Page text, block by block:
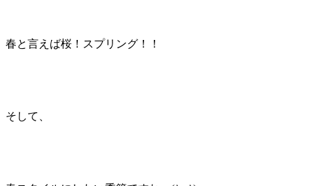
春と言えば桜！スプリング！！
そして、